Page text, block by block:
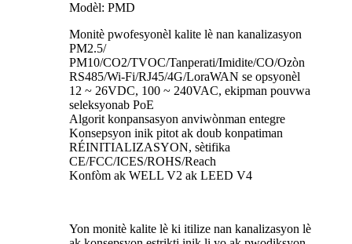
Modèl: PMD
Monitè pwofesyonèl kalite lè nan kanalizasyon
PM2.5/
PM10/CO2/TVOC/Tanperati/Imidite/CO/Ozòn
RS485/Wi-Fi/RJ45/4G/LoraWAN se opsyonèl
12 ~ 26VDC, 100 ~ 240VAC, ekipman pouvwa
seleksyonab PoE
Algorit konpansasyon anviwònman entegre
Konsepsyon inik pitot ak doub konpatiman
RÉINITIALIZASYON, sètifika
CE/FCC/ICES/ROHS/Reach
Konfòm ak WELL V2 ak LEED V4
Yon monitè kalite lè ki itilize nan kanalizasyon lè